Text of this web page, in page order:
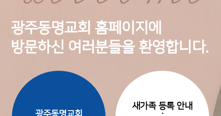
광주동명교회 홈페이지에
방문하신 여러분들을 환영합니다.
새가족 등록 안내
·